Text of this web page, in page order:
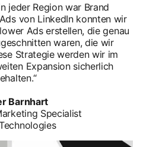
jeder Region war Brand
von LinkedIn konnten wir
Ads erstellen, die genau
waren, die wir
Strategie werden wir im
Expansion sicherlich
Barnhart
Specialist